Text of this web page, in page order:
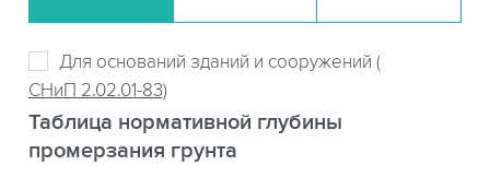
Для оснований зданий и сооружений (
СНиП 2.02.01-83)
Таблица нормативной глубины
промерзания грунта